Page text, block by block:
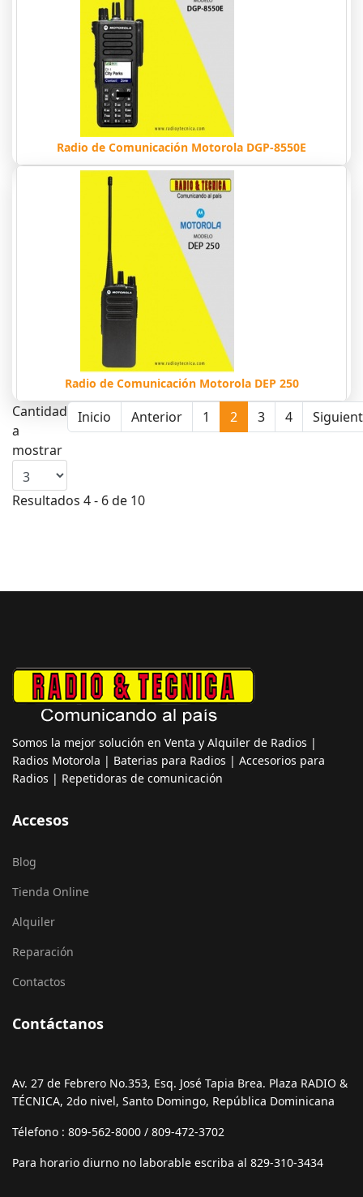
Radio de Comunicación Motorola DGP-8550E
Radio de Comunicación Motorola DEP 250
Cantidad
a
mostrar
Inicio Anterior 1 2 3 4
Resultados 4 - 6 de 10
Somos la mejor solución en Venta y Alquiler de Radios |
Radios Motorola | Baterias para Radios | Accesorios para
Radios | Repetidoras de comunicación
Accesos
Blog
Tienda Online
Alquiler
Reparación
Contactos
Contáctanos
Av. 27 de Febrero No.353, Esq. José Tapia Brea. Plaza RADIO &
TÉCNICA, 2do nivel, Santo Domingo, República Dominicana
Télefono : 809-562-8000 / 809-472-3702
Para horario diurno no laborable escriba al 829-310-3434